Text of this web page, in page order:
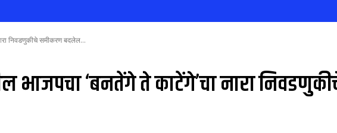
निवडणुकीचे समीकरण बदलेल...
भाजपचा ‘बनतेंगे ते काटेंगे’चा नारा